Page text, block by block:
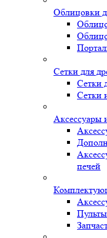
Облицовки
Сетки для
Сетки
Сетки
Аксессуары
печей